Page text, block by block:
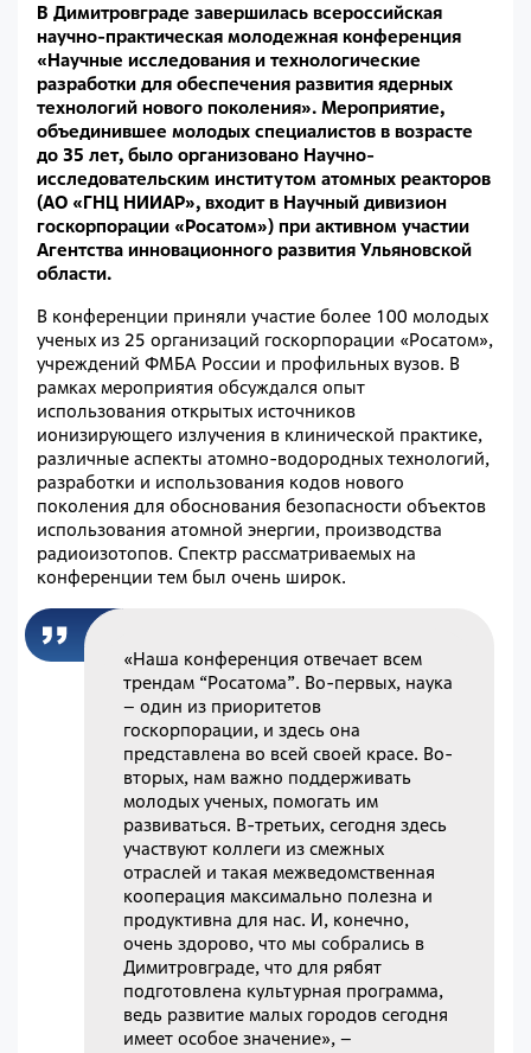
В Димитровграде завершилась всероссийская
научно-практическая молодежная конференция
«Научные исследования и технологические
разработки для обеспечения развития ядерных
технологий нового поколения». Мероприятие,
объединившее молодых специалистов в возрасте
до 35 лет, было организовано Научно-
исследовательским институтом атомных реакторов
(АО «ГНЦ НИИАР», входит в Научный дивизион
госкорпорации «Росатом») при активном участии
Агентства инновационного развития Ульяновской
области.
В конференции приняли участие более 100 молодых
ученых из 25 организаций госкорпорации «Росатом»,
учреждений ФМБА России и профильных вузов. В
рамках мероприятия обсуждался опыт
использования открытых источников
ионизирующего излучения в клинической практике,
различные аспекты атомно-водородных технологий,
разработки и использования кодов нового
поколения для обоснования безопасности объектов
использования атомной энергии, производства
радиоизотопов. Спектр рассматриваемых на
конференции тем был очень широк.
«Наша конференция отвечает всем
трендам “Росатома”. Во-первых, наука
– один из приоритетов
госкорпорации, и здесь она
представлена во всей своей красе. Во-
вторых, нам важно поддерживать
молодых ученых, помогать им
развиваться. В-третьих, сегодня здесь
участвуют коллеги из смежных
отраслей и такая межведомственная
кооперация максимально полезна и
продуктивна для нас. И, конечно,
очень здорово, что мы собрались в
Димитровграде, что для рябят
подготовлена культурная программа,
ведь развитие малых городов сегодня
имеет особое значение», –